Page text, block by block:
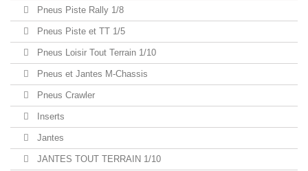
Pneus Piste Rally 1/8
Pneus Piste et TT 1/5
Pneus Loisir Tout Terrain 1/10
Pneus et Jantes M-Chassis
Pneus Crawler
Inserts
Jantes
JANTES TOUT TERRAIN 1/10